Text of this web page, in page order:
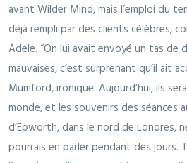
avant Wilder Mind, mais l’emploi du
déjà rempli par des clients célèbres,
Adele. “On lui avait envoyé un tas de
mauvaises, c’est surprenant qu’il ait
Mumford, ironique. Aujourd’hui, ils
monde, et les souvenirs des séances
d’Epworth, dans le nord de Londres,
pourrais en parler pendant des jours.